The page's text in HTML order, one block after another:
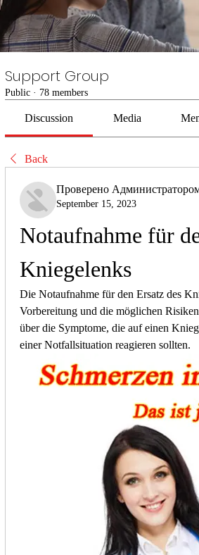
Support Group
Public · 78 members
Discussion Media
Back
Проверено
September 15, 2023
Notaufnahme für
Kniegelenks
Die Notaufnahme für den Ersatz des
Vorbereitung und die möglichen
über die Symptome, die auf einen
einer Notfallsituation reagieren sollten.